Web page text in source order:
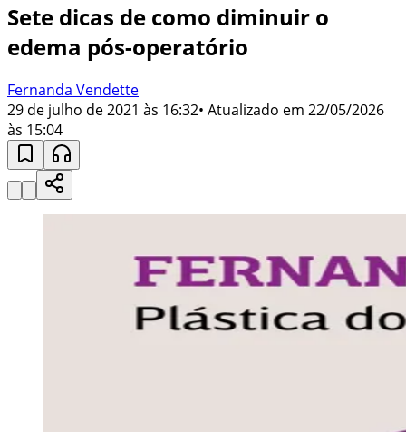
Sete dicas de como diminuir o
edema pós-operatório
Fernanda Vendette
29 de julho de 2021 às 16:32• Atualizado em 22/05/2026
às 15:04